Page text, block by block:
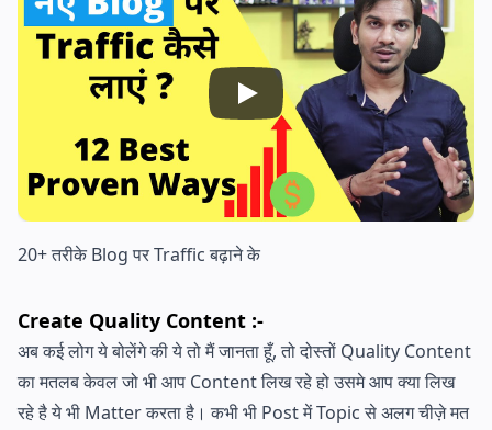
20+ तरीके Blog पर Traffic बढ़ाने के
Create Quality Content :-
अब कई लोग ये बोलेंगे की ये तो मैं जानता हूँ, तो दोस्तों Quality Content
का मतलब केवल जो भी आप Content लिख रहे हो उसमे आप क्या लिख
रहे है ये भी Matter करता है। कभी भी Post में Topic से अलग चीज़े मत